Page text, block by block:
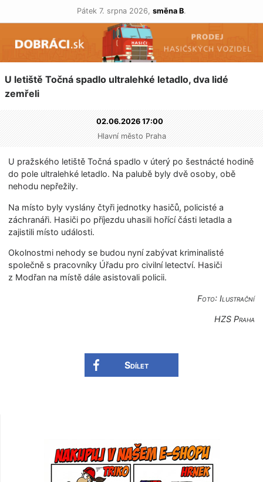
Pátek 7. srpna 2026, směna B.
U letiště Točná spadlo ultralehké letadlo, dva lidé
zemřeli
02.06.2026 17:00
Hlavní město Praha
U pražského letiště Točná spadlo v úterý po šestnácté hodině
do pole ultralehké letadlo. Na palubě byly dvě osoby, obě
nehodu nepřežily.
Na místo byly vyslány čtyři jednotky hasičů, policisté a
záchranáři. Hasiči po příjezdu uhasili hořící části letadla a
zajistili místo události.
Okolnostmi nehody se budou nyní zabývat kriminalisté
společně s pracovníky Úřadu pro civilní letectví. Hasiči
z Modřan na místě dále asistovali policii.
Foto: Ilustrační
HZS Praha
Sdílet